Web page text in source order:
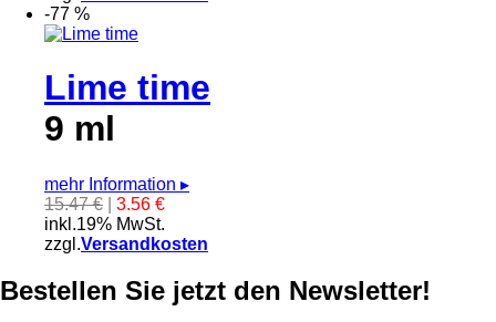
-77 %
Lime time
9 ml
mehr Information ▸
15.47 €
3.56 €
inkl.19% MwSt.
zzgl.Versandkosten
Bestellen Sie jetzt den Newsletter!